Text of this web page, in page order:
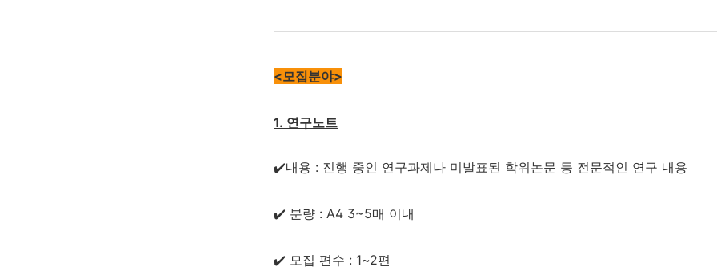
<모집분야>
1. 연구노트
✔️내용 : 진행 중인 연구과제나 미발표된 학위논문 등 전문적인 연구 내용
✔️ 분량 : A4 3~5매 이내
✔️ 모집 편수 : 1~2편